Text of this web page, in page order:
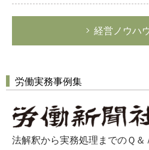
経営ノウハ
労働実務事例集
法解釈から実務処理までのＱ＆